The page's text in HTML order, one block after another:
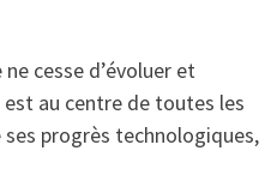
cesse d’évoluer et
au centre de toutes les
progrès technologiques,